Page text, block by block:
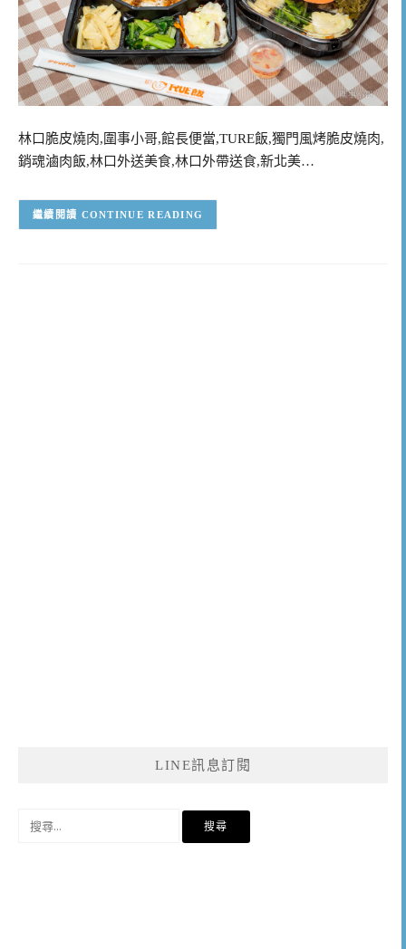
林口脆皮燒肉,圍事小哥,館長便當,TURE飯,獨門風烤脆皮燒肉,
銷魂滷肉飯,林口外送美食,林口外帶送食,新北美…
CONTINUE READING
LINE訊息訂閱